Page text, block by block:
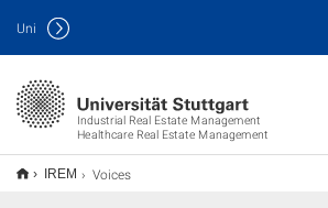
Industrial Real Estate Management
Healthcare Real Estate Management
Uni
IREM Voices